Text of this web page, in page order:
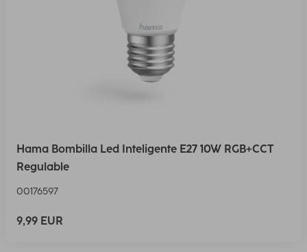
Hama Bombilla Led Inteligente E27 10W RGB+CCT
Regulable
00176597
9,99 EUR